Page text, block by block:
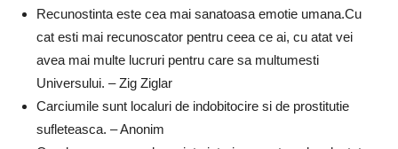
Recunostinta este cea mai sanatoasa emotie umana.Cu
cat esti mai recunoscator pentru ceea ce ai, cu atat vei
avea mai multe lucruri pentru care sa multumesti
Universului. – Zig Ziglar
Carciumile sunt localuri de indobitocire si de prostitutie
sufleteasca. – Anonim